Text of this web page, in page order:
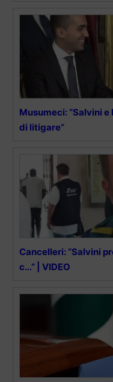
Musumeci: “Salvini
di litigare”
Cancelleri: “Salvini
c…” | VIDEO